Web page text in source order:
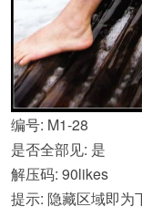
编号: M1-28
是否全部见: 是
解压码: 90likes
提示: 隐藏区域即为